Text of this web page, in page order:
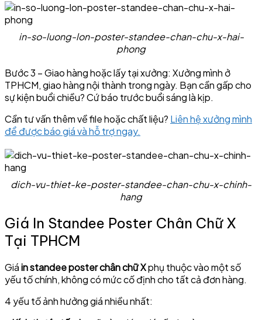
in-so-luong-lon-poster-standee-chan-chu-x-hai-
phong
Bước 3 – Giao hàng hoặc lấy tại xưởng: Xưởng mình ở
TPHCM, giao hàng nội thành trong ngày. Bạn cần gấp cho
sự kiện buổi chiều? Cứ báo trước buổi sáng là kịp.
Cần tư vấn thêm về file hoặc chất liệu? Liên hệ xưởng mình
để được báo giá và hỗ trợ ngay.
dich-vu-thiet-ke-poster-standee-chan-chu-x-chinh-
hang
Giá In Standee Poster Chân Chữ X
Tại TPHCM
Giáin standee poster chân chữ Xphụ thuộc vào một số
yếu tố chính, không có mức cố định cho tất cả đơn hàng.
4 yếu tố ảnh hưởng giá nhiều nhất: